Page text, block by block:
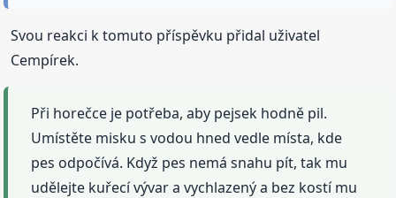
Svou reakci k tomuto příspěvku přidal uživatel
Cempírek.
Při horečce je potřeba, aby pejsek hodně pil.
Umístěte misku s vodou hned vedle místa, kde
pes odpočívá. Když pes nemá snahu pít, tak mu
udělejte kuřecí vývar a vychlazený a bez kostí mu